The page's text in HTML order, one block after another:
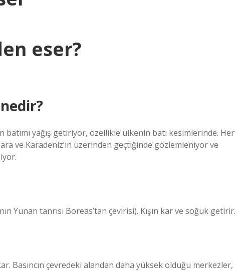
eser?
batımı yağış getiriyor, özellikle ülkenin batı kesimlerinde. Her
ve Karadeniz’in üzerinden geçtiğinde gözlemleniyor ve
Yunan tanrısı Boreas’tan çevirisi). Kışın kar ve soğuk getirir.
Basıncın çevredeki alandan daha yüksek olduğu merkezler,